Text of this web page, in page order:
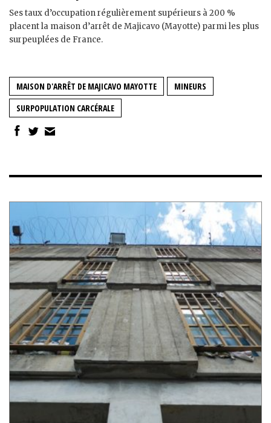
Ses taux d’occupation régulièrement supérieurs à 200 %
placent la maison d’arrêt de Majicavo (Mayotte) parmi les plus
surpeuplées de France.
MAISON D'ARRÊT DE MAJICAVO MAYOTTE
MINEURS
SURPOPULATION CARCÉRALE